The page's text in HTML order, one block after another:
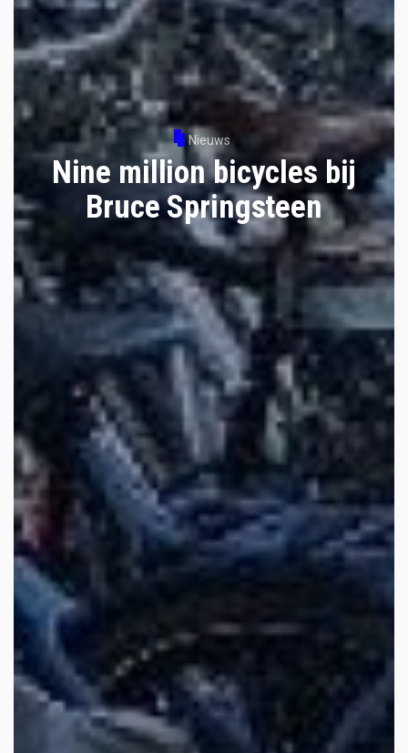
Nieuws
Nine million bicycles bij
Bruce Springsteen